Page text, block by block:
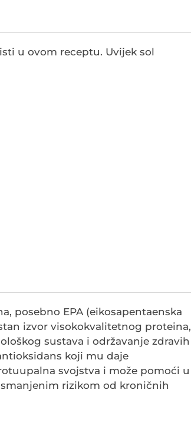
u ovom receptu. Uvijek sol
posebno EPA (eikosapentaenska
izvor visokokvalitetnog proteina,
sustava i održavanje zdravih
koji mu daje
svojstva i može pomoći u
rizikom od kroničnih